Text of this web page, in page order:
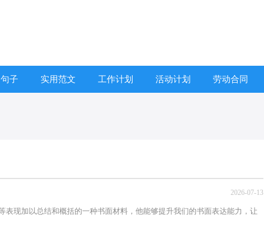
句子 实用范文 工作计划 活动计划 劳动合同
2026-07-13
现加以总结和概括的一种书面材料，他能够提升我们的书面表达能力，让